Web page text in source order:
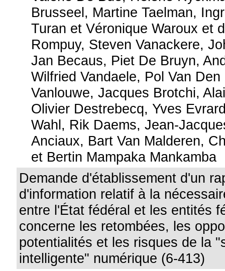
Brusseel, Martine Taelman,
Turan et Véronique Waroux et
Rompuy, Steven Vanackere,
Jan Becaus, Piet De Bruyn,
Wilfried Vandaele, Pol Van
Vanlouwe, Jacques Brotchi,
Olivier Destrebecq, Yves
Wahl, Rik Daems, Jean-
Anciaux, Bart Van Malderen,
et Bertin Mampaka Mankamba
Demande d'établissement d'un
d'information relatif à la
entre l'État fédéral et les entités
concerne les retombées, les
potentialités et les risques de la
intelligente" numérique (6-413)